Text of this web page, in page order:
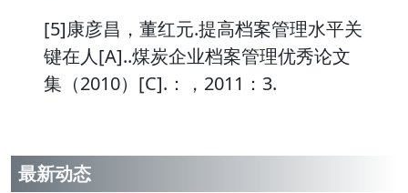
[5]康彦昌，董红元.提高档案管理水平关
键在人[A]..煤炭企业档案管理优秀论文
集（2010）[C].：，2011：3.
最新动态